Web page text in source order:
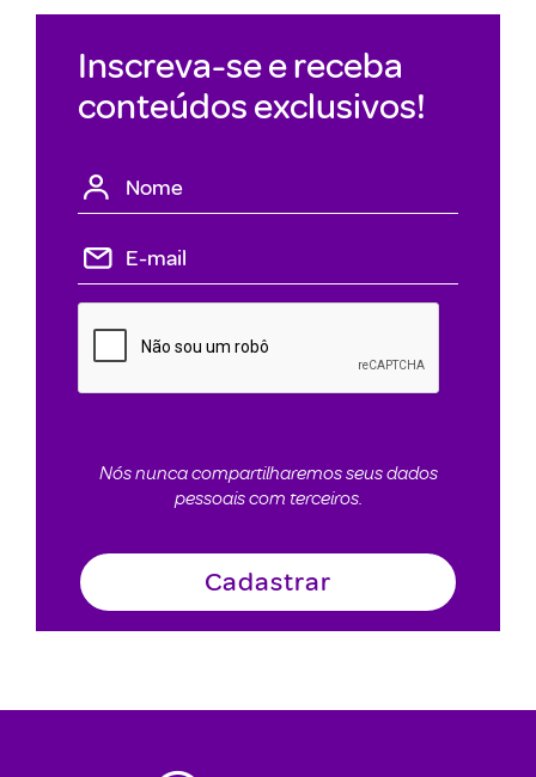
Inscreva-se e receba
conteúdos exclusivos!
Nós nunca compartilharemos seus dados
pessoais com terceiros.